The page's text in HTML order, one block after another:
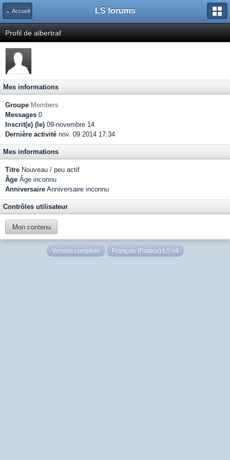
← Accueil LS forums
Profil de albertraf
Mes informations
Groupe Members
Messages 0
Inscrit(e) (le) 09-novembre 14
Dernière activité nov. 09 2014 17:34
Mes informations
Titre Nouveau / peu actif
Âge Âge inconnu
Anniversaire Anniversaire inconnu
Contrôles utilisateur
Mon contenu
Version complète Français (France) LS v4